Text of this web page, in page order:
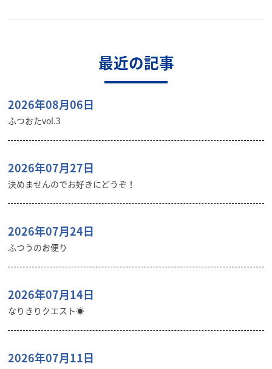
最近の記事
2026年08月06日
ふつおたvol.3
2026年07月27日
決めませんのでお好きにどうぞ！
2026年07月24日
ふつうのお便り
2026年07月14日
なりきりクエスト☀️
2026年07月11日